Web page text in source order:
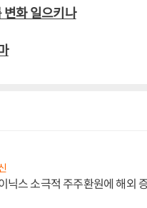
화 일으키나
닉스 소극적 주주환원에 해외